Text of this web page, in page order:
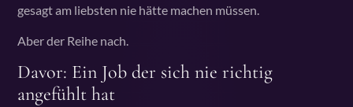
gesagt am liebsten nie hätte machen müssen.
Aber der Reihe nach.
Davor: Ein Job der sich nie richtig
angefühlt hat